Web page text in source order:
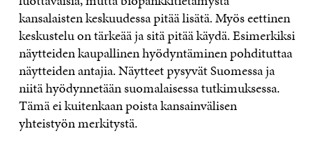
kansalaisten keskuudessa pitää lisätä. Myös eettinen
keskustelu on tärkeää ja sitä pitää käydä. Esimerkiksi
näytteiden kaupallinen hyödyntäminen pohdituttaa
näytteiden antajia. Näytteet pysyvät Suomessa ja
niitä hyödynnetään suomalaisessa tutkimuksessa.
Tämä ei kuitenkaan poista kansainvälisen
yhteistyön merkitystä.